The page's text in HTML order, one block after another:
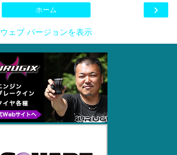
›
ホーム
ウェブ バージョンを表示